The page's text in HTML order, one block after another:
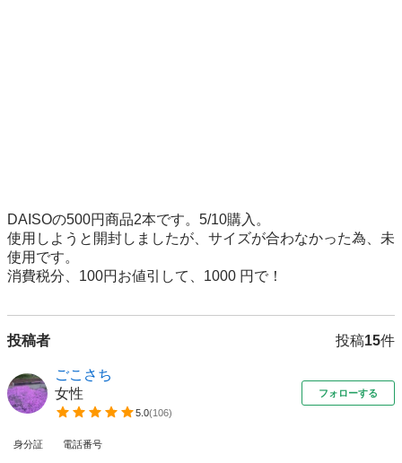
DAISOの500円商品2本です。5/10購入。
使用しようと開封しましたが、サイズが合わなかった為、未
使用です。
消費税分、100円お値引して、1000 円で！
投稿者 投稿15件
ごこさち
女性
5.0(106)
フォローする
身分証 電話番号